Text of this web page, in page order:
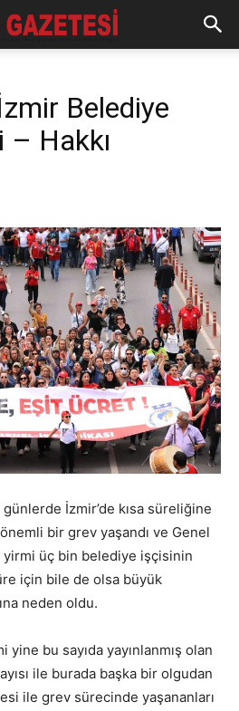
Belediye
– Hakkı
İzmir’de kısa süreliğine
bir grev yaşandı ve Genel
yirmi üç bin belediye işçisinin
için bile de olsa büyük
neden oldu.
bu sayıda yayınlanmış olan
ile burada başka bir olgudan
ile grev sürecinde yaşananları